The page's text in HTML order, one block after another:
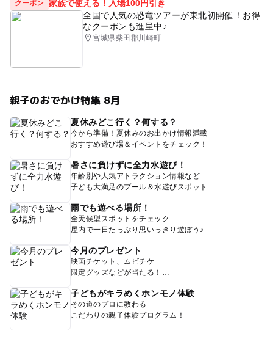
クーポン 家族で使える！入場100円引き
全国で人気の恐竜ツアーが東北初開催！お得
なクーポンも進呈中♪
宮城県柴田郡川崎町
親子のおでかけ特集 8月
夏休みどこ行く？何する？
今から準備！夏休みのお出かけ情報満載
おすすめ遊び場＆イベントをチェック！
暑さに負けずに全力水遊び！
年齢別や人気アトラクション情報など
子ども大満足のプール＆水遊びスポット
雨でも遊べる場所！
全天候型スポットをチェック
屋内で一日たっぷり思いっきり遊ぼう♪
今月のプレゼント
映画チケット、ムビチケ
限定グッズなどが当たる！
子どもがキラめくホンモノ体験
その道のプロに教わる
こだわりの親子体験プログラム！